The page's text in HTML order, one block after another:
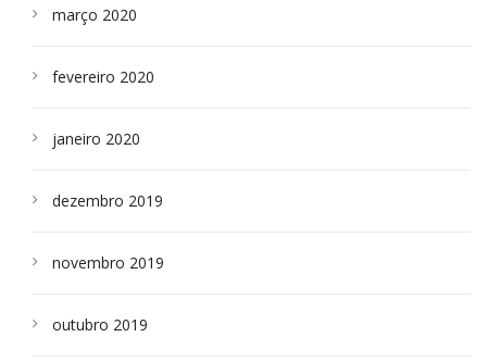
março 2020
fevereiro 2020
janeiro 2020
dezembro 2019
novembro 2019
outubro 2019